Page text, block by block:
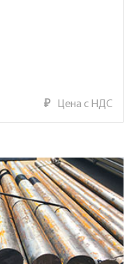
₽ Цена с НДС